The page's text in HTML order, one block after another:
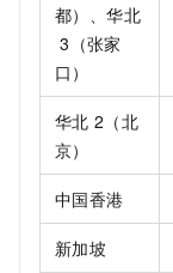
都）、华北
3（张家
口）
华北 2（北
京）
中国香港
新加坡